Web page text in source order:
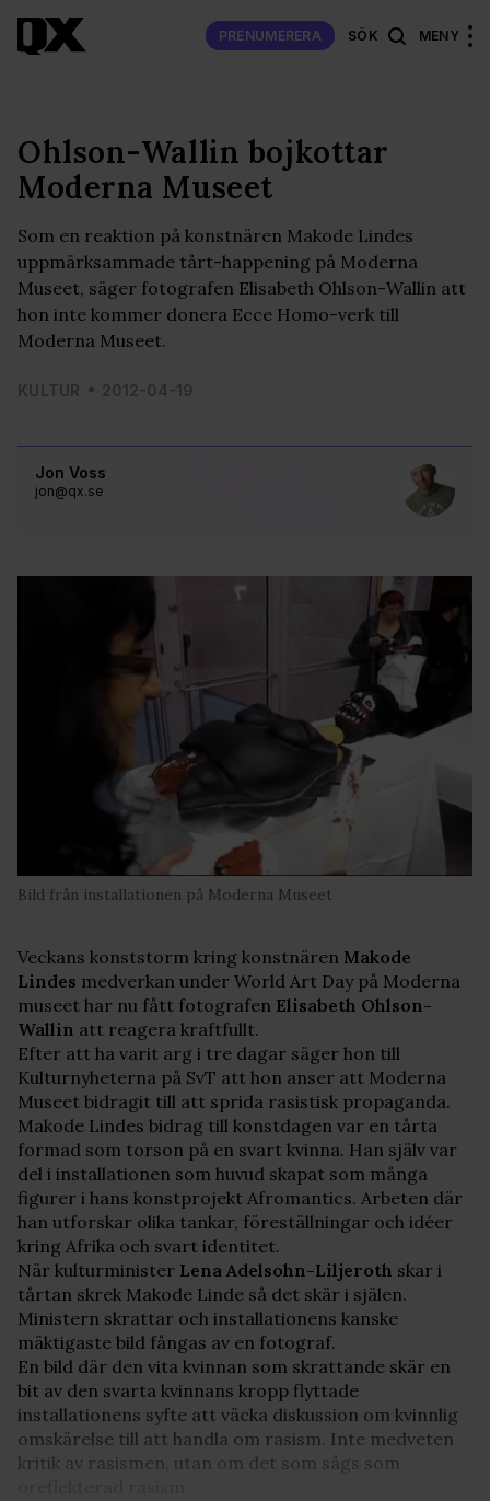
PRENUMERERA SÖK MENY
Jon Voss
jon@qx.se
Ohlson-Wallin bojkottar
Moderna Museet
Som en reaktion på konstnären Makode Lindes
uppmärksammade tårt-happening på Moderna
Museet, säger fotografen Elisabeth Ohlson-Wallin att
hon inte kommer donera Ecce Homo-verk till
Moderna Museet.
KULTUR 2012-04-19
Bild från installationen på Moderna Museet
Veckans konststorm kring konstnären Makode
Lindes medverkan under World Art Day på Moderna
museet har nu fått fotografen Elisabeth Ohlson-
Wallin att reagera kraftfullt.
Efter att ha varit arg i tre dagar säger hon till
Kulturnyheterna på SvT att hon anser att Moderna
Museet bidragit till att sprida rasistisk propaganda.
Makode Lindes bidrag till konstdagen var en tårta
formad som torson på en svart kvinna. Han själv var
del i installationen som huvud skapat som många
figurer i hans konstprojekt Afromantics. Arbeten där
han utforskar olika tankar, föreställningar och idéer
kring Afrika och svart identitet.
När kulturminister Lena Adelsohn-Liljeroth skar i
tårtan skrek Makode Linde så det skär i själen.
Ministern skrattar och installationens kanske
mäktigaste bild fångas av en fotograf.
En bild där den vita kvinnan som skrattande skär en
bit av den svarta kvinnans kropp flyttade
installationens syfte att väcka diskussion om kvinnlig
omskärelse till att handla om rasism. Inte medveten
kritik av rasismen, utan om det som sågs som